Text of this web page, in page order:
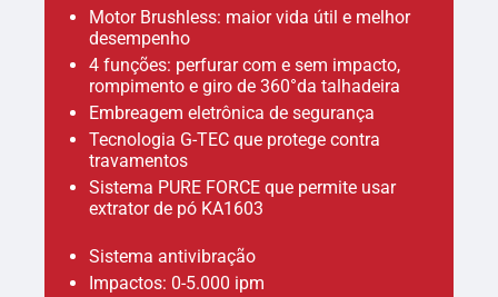
Motor Brushless: maior vida útil e melhor
desempenho
4 funções: perfurar com e sem impacto,
rompimento e giro de 360°da talhadeira
Embreagem eletrônica de segurança
Tecnologia G-TEC que protege contra
travamentos
Sistema PURE FORCE que permite usar
extrator de pó KA1603
Sistema antivibração
Impactos: 0-5.000 ipm